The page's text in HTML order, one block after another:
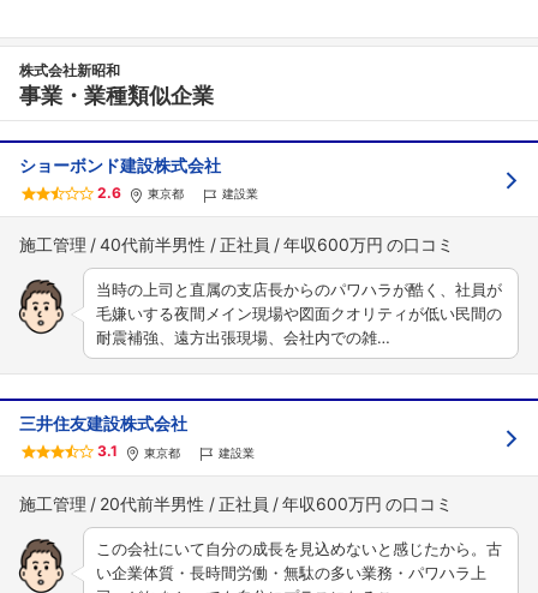
株式会社新昭和
事業・業種類似企業
ショーボンド建設株式会社
2.6 東京都 建設業
施工管理 40代前半男性 正社員 年収600万円
当時の上司と直属の支店長からのパワハラが酷く、社員が
毛嫌いする夜間メイン現場や図面クオリティが低い民間の
耐震補強、遠方出張現場、会社内での雑…
三井住友建設株式会社
3.1 東京都 建設業
施工管理 20代前半男性 正社員 年収600万円
この会社にいて自分の成長を見込めないと感じたから。古
い企業体質・長時間労働・無駄の多い業務・パワハラ上